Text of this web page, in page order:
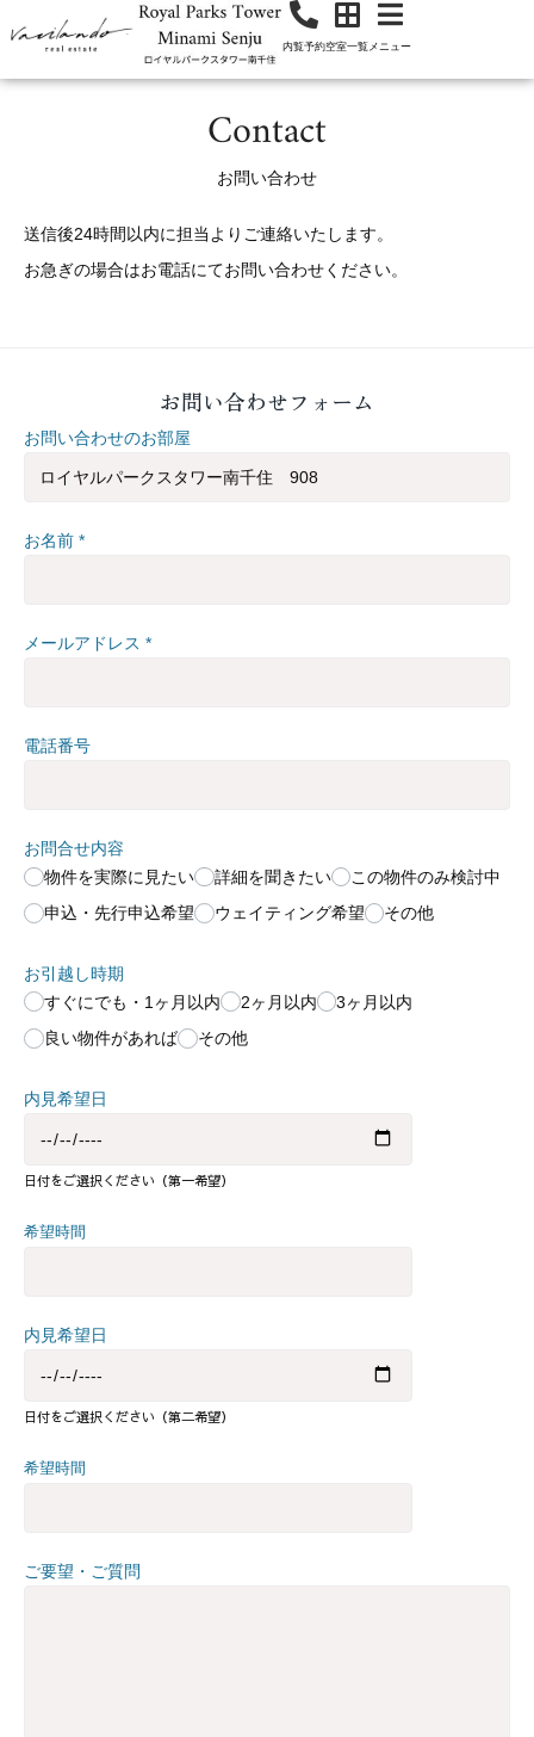
内覧予約空室一覧メニュー
Contact
お問い合わせ
送信後24時間以内に担当よりご連絡いたします。
お急ぎの場合はお電話にてお問い合わせください。
お問い合わせフォーム
お問い合わせのお部屋
お名前 *
メールアドレス *
電話番号
お問合せ内容
物件を実際に見たい
詳細を聞きたい
この物件のみ検討中
申込・先行申込希望
ウェイティング希望 その他
お引越し時期
すぐにでも・1ヶ月以内
2ヶ月以内
3ヶ月以内
良い物件があれば
その他
内見希望日
日付をご選択ください（第一希望）
希望時間
内見希望日
日付をご選択ください（第二希望）
希望時間
ご要望・ご質問